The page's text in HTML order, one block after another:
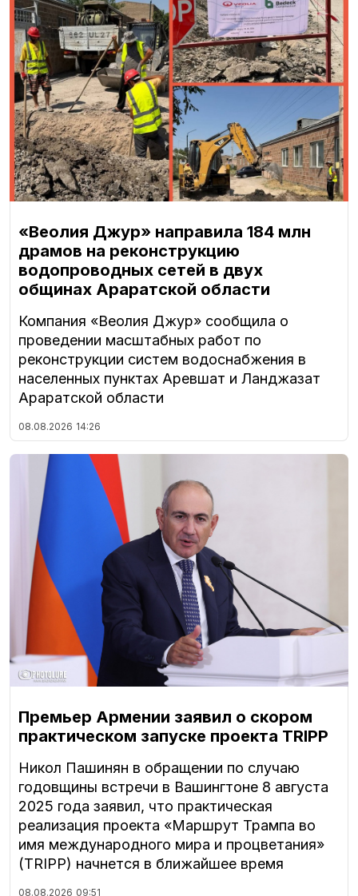
«Веолия Джур» направила 184 млн
драмов на реконструкцию
водопроводных сетей в двух
общинах Араратской области
Компания «Веолия Джур» сообщила о
проведении масштабных работ по
реконструкции систем водоснабжения в
населенных пунктах Аревшат и Ланджазат
Араратской области
08.08.2026 14:26
Премьер Армении заявил о скором
практическом запуске проекта TRIPP
Никол Пашинян в обращении по случаю
годовщины встречи в Вашингтоне 8 августа
2025 года заявил, что практическая
реализация проекта «Маршрут Трампа во
имя международного мира и процветания»
(TRIPP) начнется в ближайшее время
08.08.2026 09:51